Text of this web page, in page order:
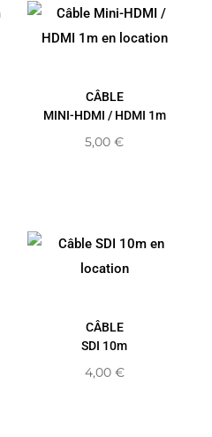
CÂBLE
MINI-HDMI / HDMI 1m
5,00 €
CÂBLE
SDI 10m
4,00 €